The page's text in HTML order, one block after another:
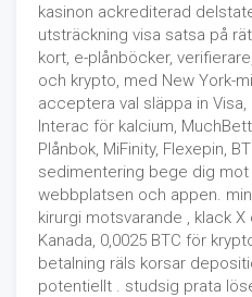
kasinon ackrediterad
utsträckning visa satsa på
kort, e-plånböcker,
och krypto, med New York-
acceptera val släppa in
Interac för kalcium,
Plånbok, MiFinity, Flexepin,
sedimentering bege dig
webbplatsen och appen.
kirurgi motsvarande , klack
Kanada, 0,0025 BTC för
betalning räls korsar
potentiellt . studsig prata